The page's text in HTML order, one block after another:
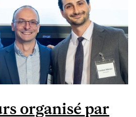
PARK AU POSTE DE
PRÉSIDENTE ET
DIRECTRICE
SCIENTIFIQUE
organisé par